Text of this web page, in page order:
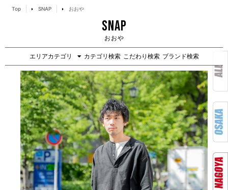
Top SNAP おおや
SNAP
おおや
エリアカテゴリ カテゴリ検索 こだわり検索 ブランド検索